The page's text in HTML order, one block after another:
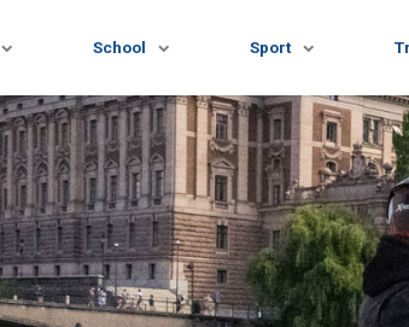
School Sport